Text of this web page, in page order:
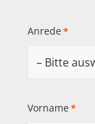
Anrede *
Vorname *